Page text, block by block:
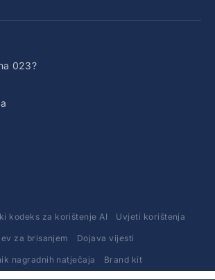
023?
kodeks za korištenje AI Uvjeti korištenja
za brisanjem Dojava vijesti
nagradnih natječaja Brand kit